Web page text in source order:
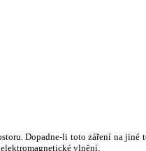
Dopadne-li toto záření na jiné
elektromagnetické vlnění.